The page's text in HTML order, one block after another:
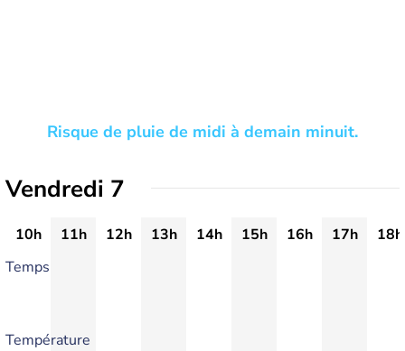
Risque de pluie de midi à demain minuit.
Vendredi 7
10h 11h 12h 13h 14h 15h 16h 17h
18h
Temps
Température